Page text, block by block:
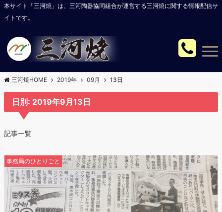
本サイト「三河焼」は、三河陶器協同組合が運営する三河焼に関する情報配信サ
イトです。
Menu
三河焼HOME 2019年 09月 13日
日別: 2019年9月13日
記事一覧
事務局のひとりごと